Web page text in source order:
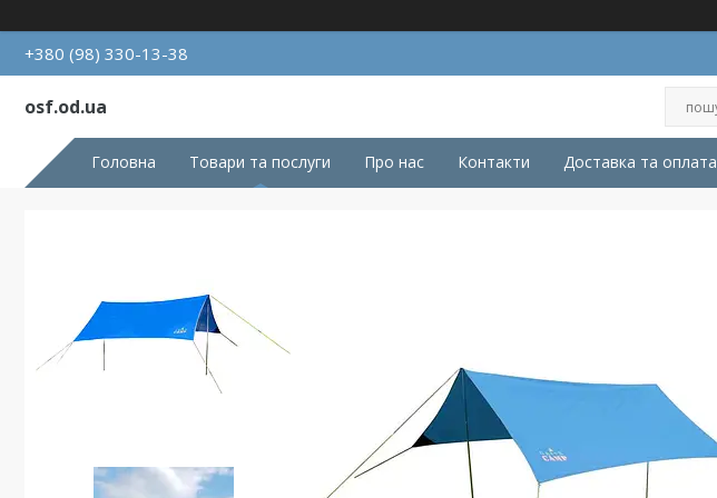
+380 (98) 330-13-38
osf.od.ua
Головна Товари та послуги Про нас Контакти Доставка та оплата